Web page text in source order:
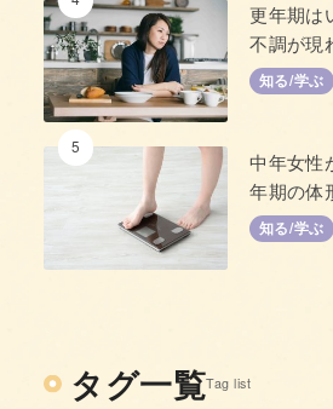
更年期は
不調が現
期について
知る/学ぶ
5
中年女性
年期の体
知る/学ぶ
タグ一覧Tag list